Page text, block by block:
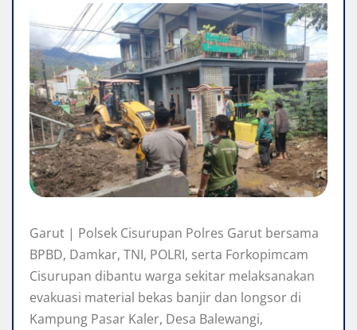
Garut | Polsek Cisurupan Polres Garut bersama
BPBD, Damkar, TNI, POLRI, serta Forkopimcam
Cisurupan dibantu warga sekitar melaksanakan
evakuasi material bekas banjir dan longsor di
Kampung Pasar Kaler, Desa Balewangi,